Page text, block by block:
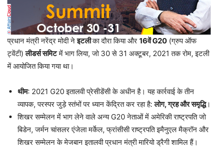
प्रधान मंत्री नरेंद्र मोदी नेइटलीका दौरा किया और 16वें G20 (ग्रुप ऑफ
ट्वेंटी)लीडर्स समिटमें भाग लिया, जो 30 से 31 अक्टूबर, 2021 तक रोम, इटली
में आयोजित किया गया था।
थीम: 2021 G20 इतालवी प्रेसीडेंसी के अधीन है। यह कार्रवाई के तीन
व्यापक, परस्पर जुड़े स्तंभों पर ध्यान केंद्रित कर रहा है:लोग, ग्रह और समृद्धि।
शिखर सम्मेलन में भाग लेने वाले अन्य G20 नेताओं में अमेरिकी राष्ट्रपति जो
बिडेन, जर्मन चांसलर एंजेला मर्केल, फ्रांसीसी राष्ट्रपति इमैनुएल मैक्रॉन और
शिखर सम्मेलन के मेजबान इतालवी प्रधान मंत्री मारियो ड्रैगी शामिल हैं।